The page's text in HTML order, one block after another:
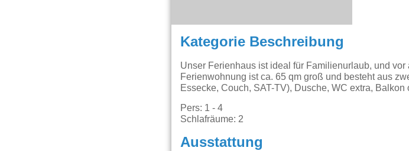
Kategorie Beschreibung
Unser Ferienhaus ist ideal für Familienurlaub, und
Ferienwohnung ist ca. 65 qm groß und besteht aus
Essecke, Couch, SAT-TV), Dusche, WC extra,
Pers: 1 - 4
Schlafräume: 2
Ausstattung